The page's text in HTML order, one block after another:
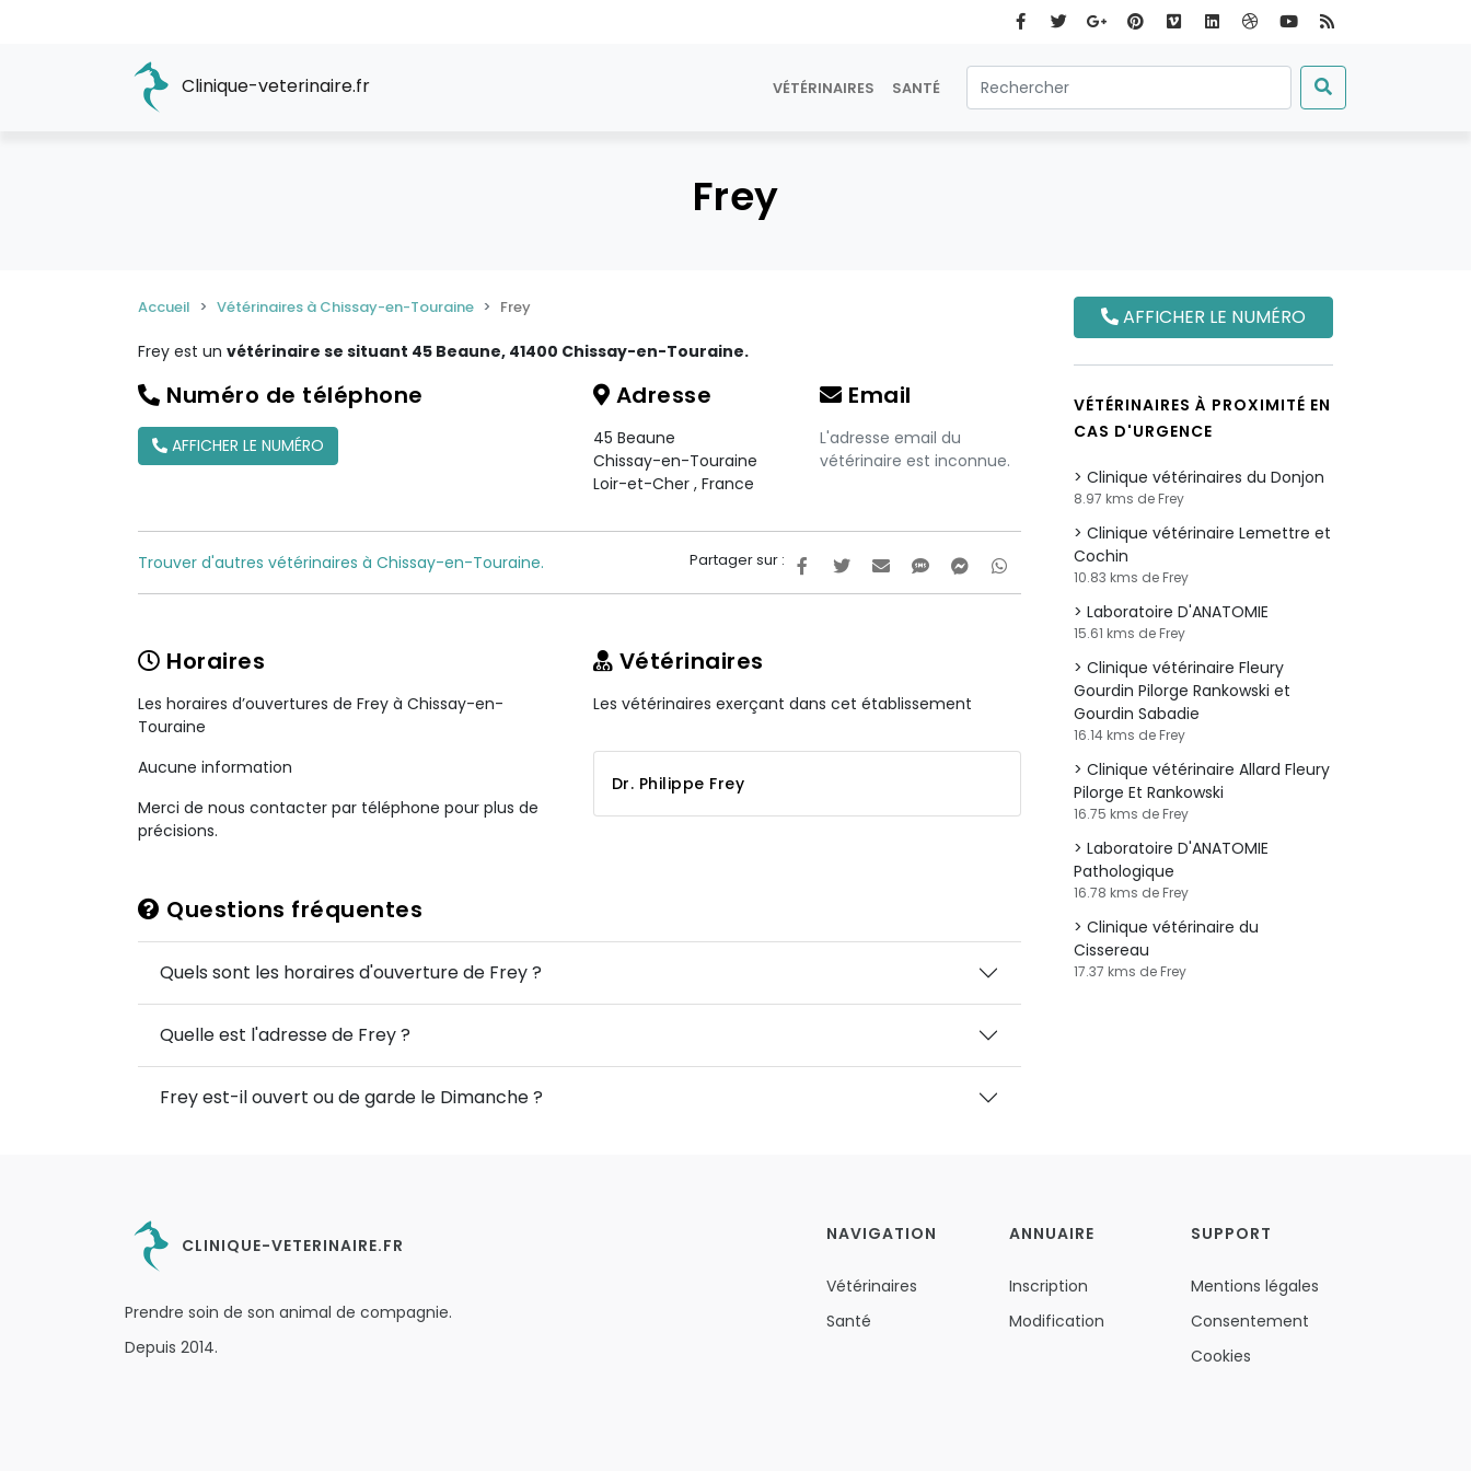
Clinique-veterinaire.fr VÉTÉRINAIRES SANTÉ
Frey
Accueil Vétérinaires à Chissay-en-Touraine Frey
Frey est un vétérinaire se situant 45 Beaune, 41400 Chissay-en-Touraine.
Numéro de téléphone
AFFICHER LE NUMÉRO
Adresse
45 Beaune
Chissay-en-Touraine
Loir-et-Cher , France
Email
L'adresse email du
vétérinaire est inconnue.
Partager sur :
Trouver d'autres vétérinaires à Chissay-en-Touraine.
Horaires
Les horaires d’ouvertures de Frey à Chissay-en-
Touraine
Aucune information
Merci de nous contacter par téléphone pour plus de
précisions.
Vétérinaires
Les vétérinaires exerçant dans cet établissement
Dr. Philippe Frey
Questions fréquentes
Quels sont les horaires d'ouverture de Frey ?
Quelle est l'adresse de Frey ?
Frey est-il ouvert ou de garde le Dimanche ?
AFFICHER LE NUMÉRO
VÉTÉRINAIRES À PROXIMITÉ EN
CAS D'URGENCE
Clinique vétérinaires du Donjon
8.97 kms de Frey
Clinique vétérinaire Lemettre et
Cochin
10.83 kms de Frey
Laboratoire D'ANATOMIE
15.61 kms de Frey
Clinique vétérinaire Fleury
Gourdin Pilorge Rankowski et
Gourdin Sabadie
16.14 kms de Frey
Clinique vétérinaire Allard Fleury
Pilorge Et Rankowski
16.75 kms de Frey
Laboratoire D'ANATOMIE
Pathologique
16.78 kms de Frey
Clinique vétérinaire du
Cissereau
17.37 kms de Frey
CLINIQUE-VETERINAIRE.FR
Prendre soin de son animal de compagnie.
Depuis 2014.
NAVIGATION
Vétérinaires
Santé
ANNUAIRE
Inscription
Modification
SUPPORT
Mentions légales
Consentement
Cookies